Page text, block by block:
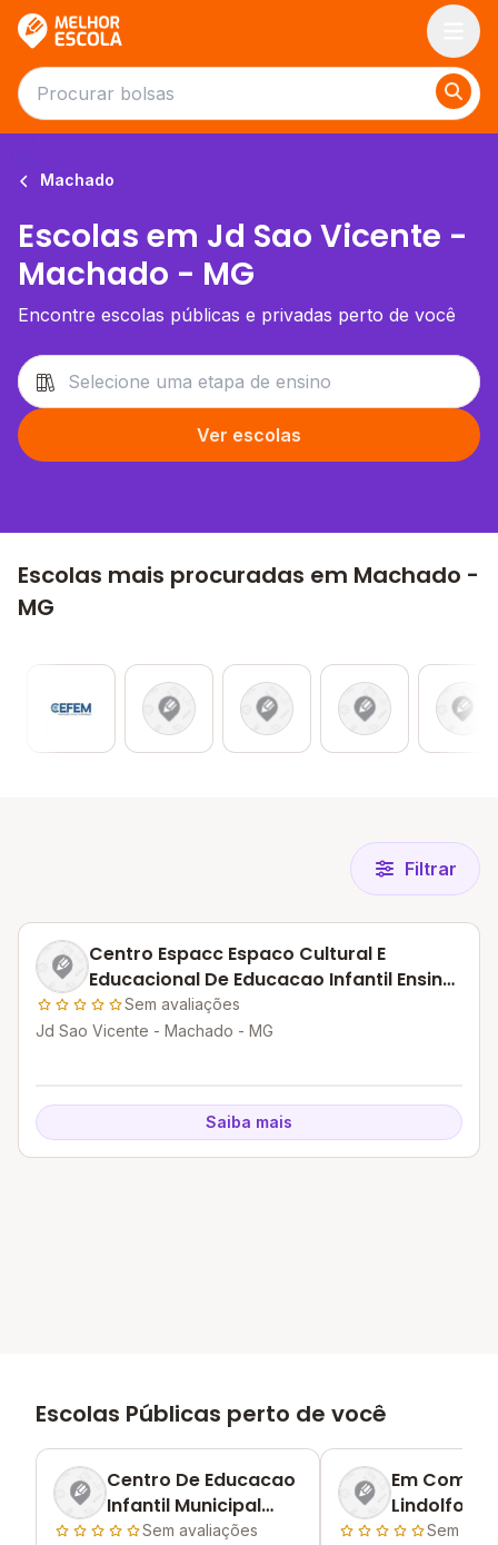
Machado
Escolas em Jd Sao Vicente -
Machado - MG
Encontre escolas públicas e privadas perto de você
Ver escolas
Escolas mais procuradas em Machado -
MG
Filtrar
Centro Espacc Espaco Cultural E
Educacional De Educacao Infantil Ensino
Fundamental E Ensino Medio
Sem avaliações
Jd Sao Vicente - Machado - MG
Saiba mais
Escolas Públicas perto de você
Centro De Educacao
Infantil Municipal
Vovo Luiza
Sem avaliações
Em
Lindolfo De
Sem